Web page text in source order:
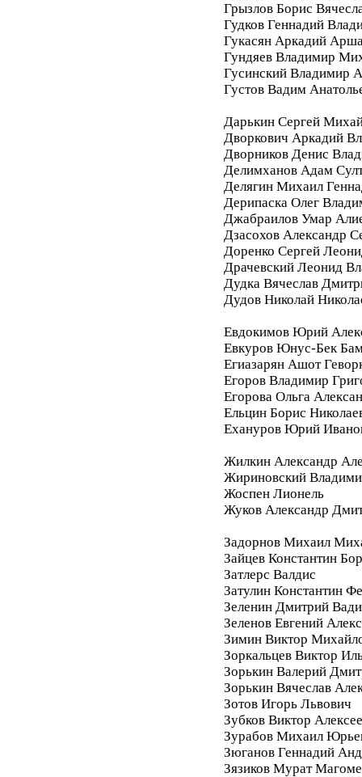
Грызлов Борис
Гудков Геннадий
Гукасян Аркадий
Гундяев Владимир
Гусинский Владимир
Густов Вадим
Дарькин Сергей
Дворкович Аркадий
Дворников Денис
Делимханов Адам
Делягин Михаил
Дерипаска Олег
Джабраилов Умар
Дзасохов Александр
Доренко Сергей
Драчевский Леонид
Дудка Вячеслав
Дудов Николай
Евдокимов Юрий
Евкуров Юнус-Бек
Егиазарян Ашот
Егоров Владимир
Егорова Ольга
Ельцин Борис
Ехануров Юрий
Жилкин Александр
Жириновский
Жоспен Лионель
Жуков Александр
Задорнов Михаил
Зайцев Константин
Затлерс Валдис
Затулин Константин
Зеленин Дмитрий
Зеленов Евгений
Зимин Виктор
Зоркальцев Виктор
Зорькин Валерий
Зорькин Вячеслав
Зотов Игорь Львович
Зубков Виктор
Зурабов Михаил
Зюганов Геннадий
Зязиков Мурат